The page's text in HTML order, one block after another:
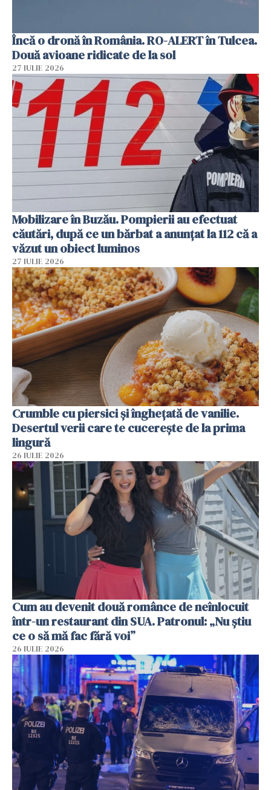
Încă o dronă în România. RO-ALERT în Tulcea.
Două avioane ridicate de la sol
27 IULIE 2026
Mobilizare în Buzău. Pompierii au efectuat
căutări, după ce un bărbat a anunțat la 112 că a
văzut un obiect luminos
27 IULIE 2026
Crumble cu piersici și înghețată de vanilie.
Desertul verii care te cucerește de la prima
lingură
26 IULIE 2026
Cum au devenit două românce de neînlocuit
într-un restaurant din SUA. Patronul: „Nu știu
ce o să mă fac fără voi”
26 IULIE 2026